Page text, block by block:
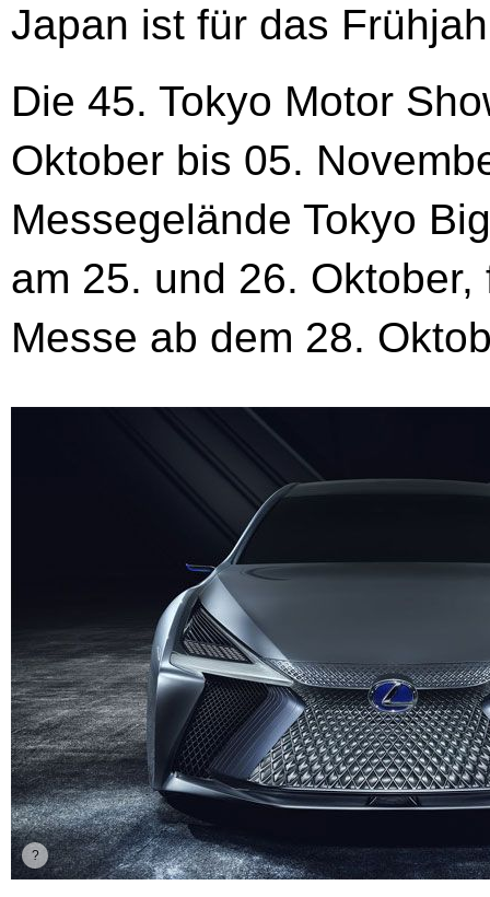
Japan ist für das
Die 45. Tokyo Motor
Oktober bis 05.
Messegelände Tokyo
am 25. und 26.
Messe ab dem 28.